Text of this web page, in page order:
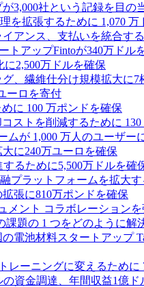
3,000社という記録を目の
を拡張するために 1,070 万
アンス、支払いを統合す
トアップFintoが340万ド
2,500万ドルを確保
、繊維仕分け規模拡大に7
ーロを寄付
に 100 万ポンドを確保
ストを削減するために
が 1,000 万人のユーザー
に240万ユーロを確保
るために5,500万ドルを確
プラットフォームを拡大
張に810万ポンドを確保
メント コラボレーション
課題の 1 つをどのように解
電池材料スタートアップ
レーニングに変えるため
の資金調達、年間収益1億ド